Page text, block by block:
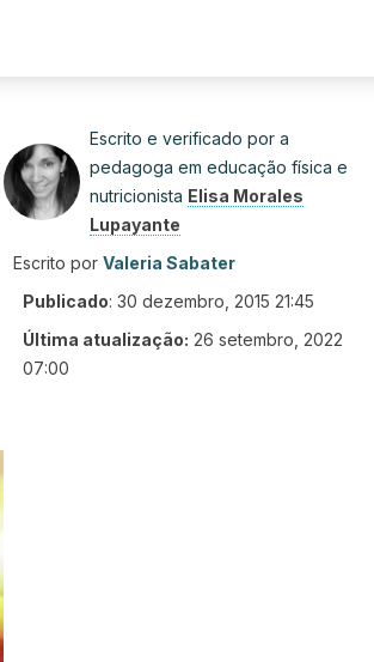
Escrito e verificado por a
pedagoga em educação física e
nutricionista Elisa Morales
Lupayante
Escrito por Valeria Sabater
Publicado: 30 dezembro, 2015 21:45
Última atualização: 26 setembro, 2022
07:00